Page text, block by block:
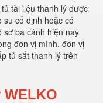
tài liệu thanh lý được
cố định hoặc có
sơ ba cánh hiện nay
đơn vị mình. đơn vị
tủ sắt thanh lý trên